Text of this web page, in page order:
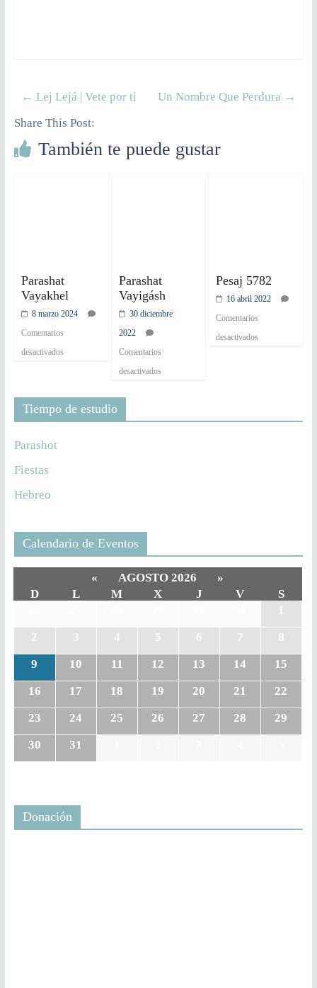
← Lej Lejá | Vete por ti Un Nombre Que Perdura →
Share This Post:
También te puede gustar
Parashat
Vayakhel
8 marzo 2024
Comentarios
desactivados
Parashat
Vayigásh
30 diciembre
2022
Comentarios
desactivados
Pesaj 5782
16 abril 2022
Comentarios
desactivados
Tiempo de estudio
Parashot
Fiestas
Hebreo
Calendario de Eventos
« AGOSTO 2026
»
D
L M X J V
S
1
2
3 4 5 6 7
8
9
10 11 12 13 14
15
16
17 18 19 20 21
22
23
24 25 26 27 28
29
30
31
Donación